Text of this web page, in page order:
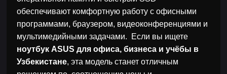
обеспечивают комфортную работу с офисными
программами, браузером, видеоконференциями и
мультимедийными задачами. Если вы ищете
ноутбук ASUS для офиса, бизнеса и учёбы в
Узбекистане, эта модель станет отличным